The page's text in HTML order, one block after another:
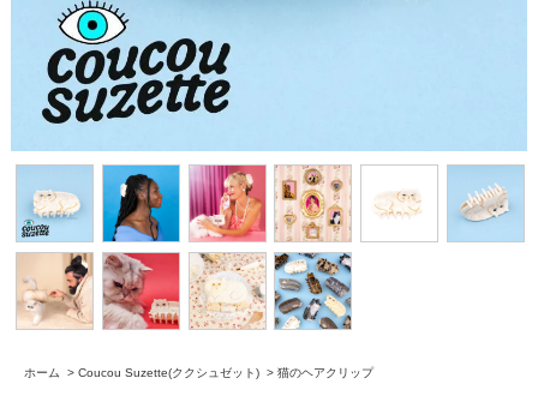
ホーム > Coucou Suzette(ククシュゼット) > 猫のヘアクリップ